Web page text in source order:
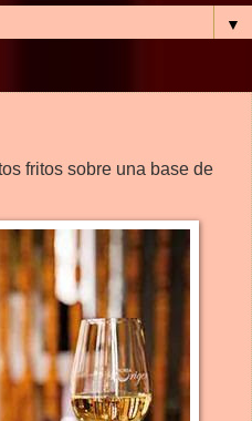
▼
fritos sobre una base de